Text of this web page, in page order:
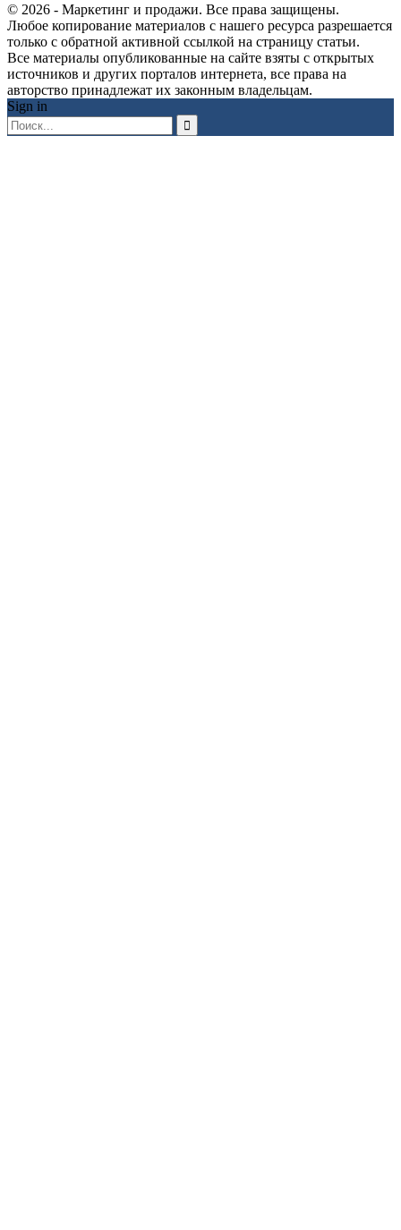
© 2026 - Маркетинг и продажи. Все права защищены.
Любое копирование материалов с нашего ресурса разрешается
только с обратной активной ссылкой на страницу статьи.
Все материалы опубликованные на сайте взяты с открытых
источников и других порталов интернета, все права на
авторство принадлежат их законным владельцам.
Sign in